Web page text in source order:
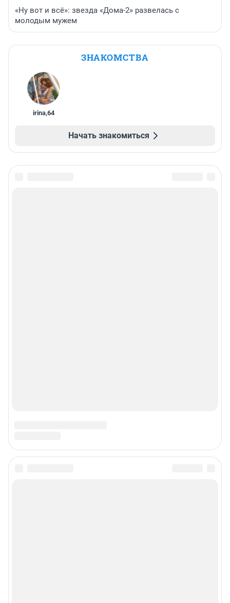
«Ну вот и всё»: звезда «Дома-2» развелась с
молодым мужем
ЗНАКОМСТВА
irina,64
Начать знакомиться